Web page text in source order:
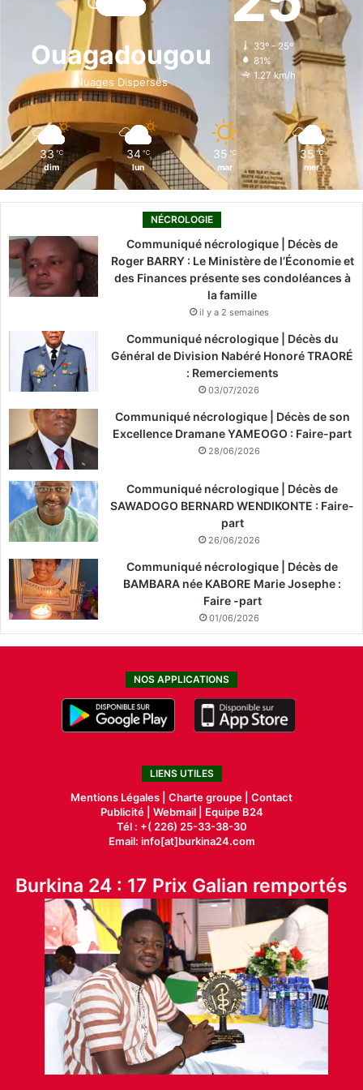
b
o
k
i
n
a
g
r
o
k
Ouagadougou
Nuages Dispersés
33º - 25º
81%
1.27 km/h
33 ℃
dim
34 ℃
lun
35 ℃
mar
35 ℃
mer
NÉCROLOGIE
Communiqué nécrologique | Décès de
Roger BARRY : Le Ministère de l’Économie et
des Finances présente ses condoléances à
la famille
il y a 2 semaines
Communiqué nécrologique | Décès du
Général de Division Nabéré Honoré TRAORÉ
: Remerciements
03/07/2026
Communiqué nécrologique | Décès de son
Excellence Dramane YAMEOGO : Faire-part
28/06/2026
Communiqué nécrologique | Décès de
SAWADOGO BERNARD WENDIKONTE : Faire-
part
26/06/2026
Communiqué nécrologique | Décès de
BAMBARA née KABORE Marie Josephe :
Faire -part
01/06/2026
NOS APPLICATIONS
LIENS UTILES
Mentions Légales | Charte groupe | Contact
Publicité| Webmail |
Equipe B24
Tél : +( 226) 25-33-38-30
Email: info[at]burkina24.com
Burkina 24 : 17 Prix Galian remportés